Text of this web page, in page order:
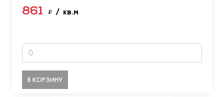
861 ₽ / кв.м
В КОРЗИНУ